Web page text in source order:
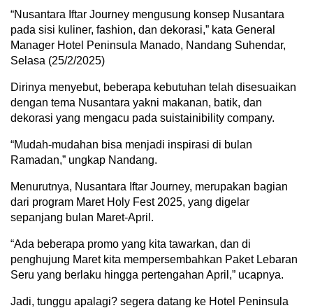
“Nusantara Iftar Journey mengusung konsep Nusantara
pada sisi kuliner, fashion, dan dekorasi,” kata General
Manager Hotel Peninsula Manado, Nandang Suhendar,
Selasa (25/2/2025)
Dirinya menyebut, beberapa kebutuhan telah disesuaikan
dengan tema Nusantara yakni makanan, batik, dan
dekorasi yang mengacu pada suistainibility company.
“Mudah-mudahan bisa menjadi inspirasi di bulan
Ramadan,” ungkap Nandang.
Menurutnya, Nusantara Iftar Journey, merupakan bagian
dari program Maret Holy Fest 2025, yang digelar
sepanjang bulan Maret-April.
“Ada beberapa promo yang kita tawarkan, dan di
penghujung Maret kita mempersembahkan Paket Lebaran
Seru yang berlaku hingga pertengahan April,” ucapnya.
Jadi, tunggu apalagi? segera datang ke Hotel Peninsula